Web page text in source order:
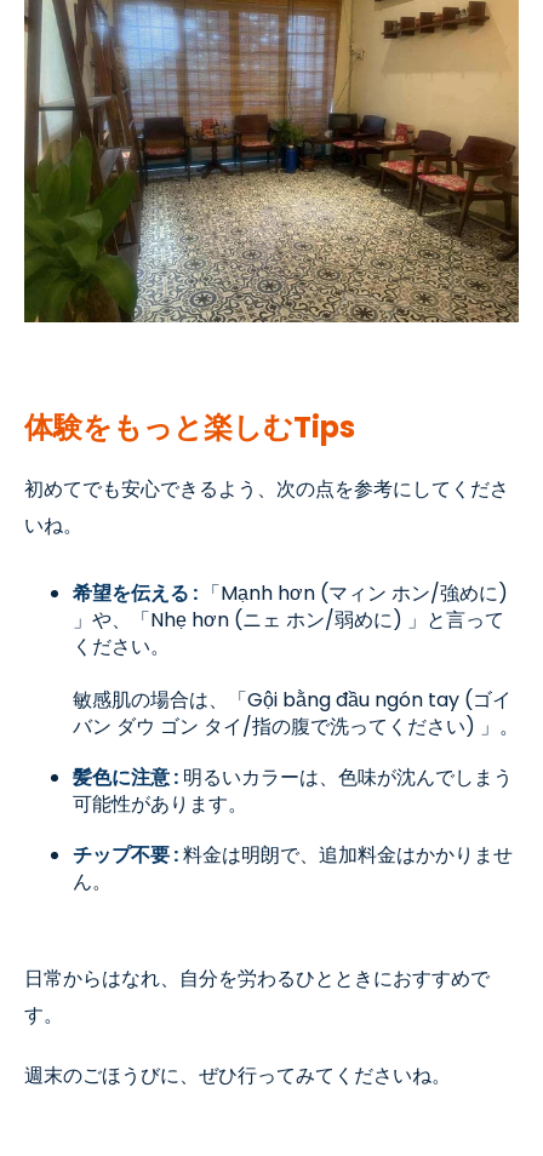
体験をもっと楽しむTips
初めてでも安心できるよう、次の点を参考にしてくださ
いね。
希望を伝える : 「Mạnh hơn (マィン ホン/強めに)
」や、「Nhẹ hơn (ニェ ホン/弱めに) 」と言って
ください。
敏感肌の場合は、「Gội bằng đầu ngón tay (ゴイ
バン ダウ ゴン タイ/指の腹で洗ってください) 」。
髪色に注意: 明るいカラーは、色味が沈んでしまう
可能性があります。
チップ不要:料金は明朗で、追加料金はかかりませ
ん。
日常からはなれ、自分を労わるひとときにおすすめで
す。
週末のごほうびに、ぜひ行ってみてくださいね。